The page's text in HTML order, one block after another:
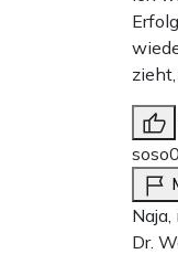
soso
Dr.